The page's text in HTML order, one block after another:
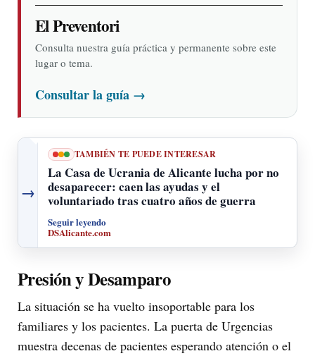
El Preventori
Consulta nuestra guía práctica y permanente sobre este
lugar o tema.
Consultar la guía →
→
TAMBIÉN TE PUEDE INTERESAR
La Casa de Ucrania de Alicante lucha por no
desaparecer: caen las ayudas y el
voluntariado tras cuatro años de guerra
Seguir leyendo
DSAlicante.com
Presión y Desamparo
La situación se ha vuelto insoportable para los
familiares y los pacientes. La puerta de Urgencias
muestra decenas de pacientes esperando atención o el